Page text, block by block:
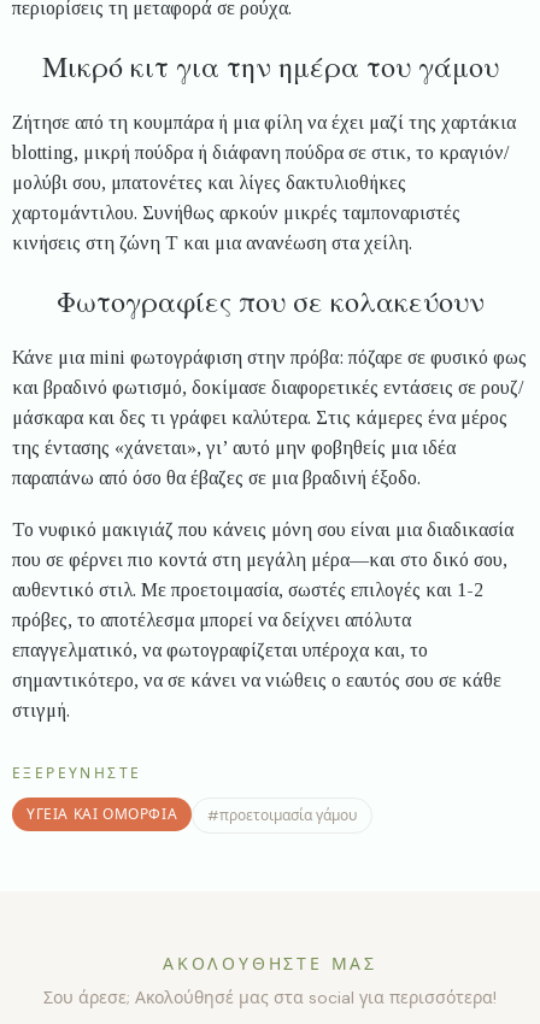
περιορίσεις τη μεταφορά σε ρούχα.
Μικρό κιτ για την ημέρα του γάμου
Ζήτησε από τη κουμπάρα ή μια φίλη να έχει μαζί της χαρτάκια
blotting, μικρή πούδρα ή διάφανη πούδρα σε στικ, το κραγιόν/
μολύβι σου, μπατονέτες και λίγες δακτυλιοθήκες
χαρτομάντιλου. Συνήθως αρκούν μικρές ταμποναριστές
κινήσεις στη ζώνη Τ και μια ανανέωση στα χείλη.
Φωτογραφίες που σε κολακεύουν
Κάνε μια mini φωτογράφιση στην πρόβα: πόζαρε σε φυσικό φως
και βραδινό φωτισμό, δοκίμασε διαφορετικές εντάσεις σε ρουζ/
μάσκαρα και δες τι γράφει καλύτερα. Στις κάμερες ένα μέρος
της έντασης «χάνεται», γι’ αυτό μην φοβηθείς μια ιδέα
παραπάνω από όσο θα έβαζες σε μια βραδινή έξοδο.
Το νυφικό μακιγιάζ που κάνεις μόνη σου είναι μια διαδικασία
που σε φέρνει πιο κοντά στη μεγάλη μέρα—και στο δικό σου,
αυθεντικό στιλ. Με προετοιμασία, σωστές επιλογές και 1-2
πρόβες, το αποτέλεσμα μπορεί να δείχνει απόλυτα
επαγγελματικό, να φωτογραφίζεται υπέροχα και, το
σημαντικότερο, να σε κάνει να νιώθεις ο εαυτός σου σε κάθε
στιγμή.
ΕΞΕΡΕΥΝΉΣΤΕ
ΥΓΕΊΑ ΚΑΙ ΟΜΟΡΦΙΆ #προετοιμασία γάμου
ΑΚΟΛΟΥΘΉΣΤΕ ΜΑΣ
Σου άρεσε; Ακολούθησέ μας στα social για περισσότερα!